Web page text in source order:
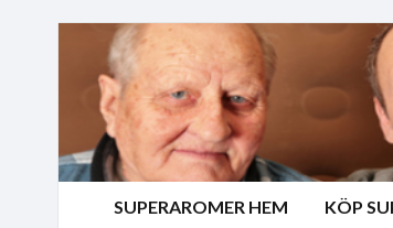
SUPERAROMER HEM KÖP